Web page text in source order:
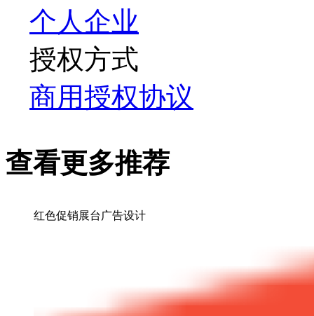
个人企业
授权方式
商用授权协议
查看更多推荐
红色促销展台广告设计